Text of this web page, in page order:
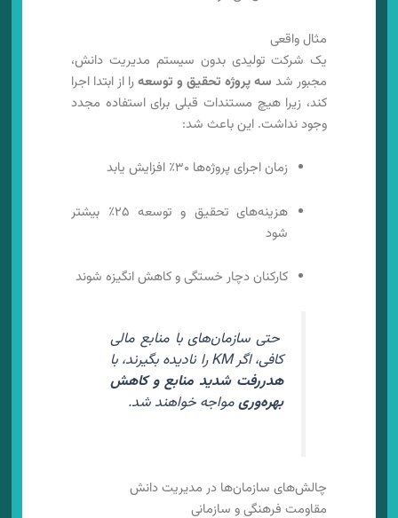
مثال واقعی
یک شرکت تولیدی بدون سیستم مدیریت دانش،
مجبور شد سه پروژه تحقیق و توسعهرا از ابتدا اجرا
کند، زیرا هیچ مستندات قبلی برای استفاده مجدد
وجود نداشت. این باعث شد:
زمان اجرای پروژه‌ها ۳۰٪ افزایش یابد
هزینه‌های تحقیق و توسعه ۲۵٪ بیشتر
شود
کارکنان دچار خستگی و کاهش انگیزه شوند
حتی سازمان‌های با منابع مالی
کافی، اگر KM را نادیده بگیرند، با
هدررفت شدید منابع و کاهش
بهره‌وریمواجه خواهند شد.
چالش‌های سازمان‌ها در مدیریت دانش
مقاومت فرهنگی و سازمانی